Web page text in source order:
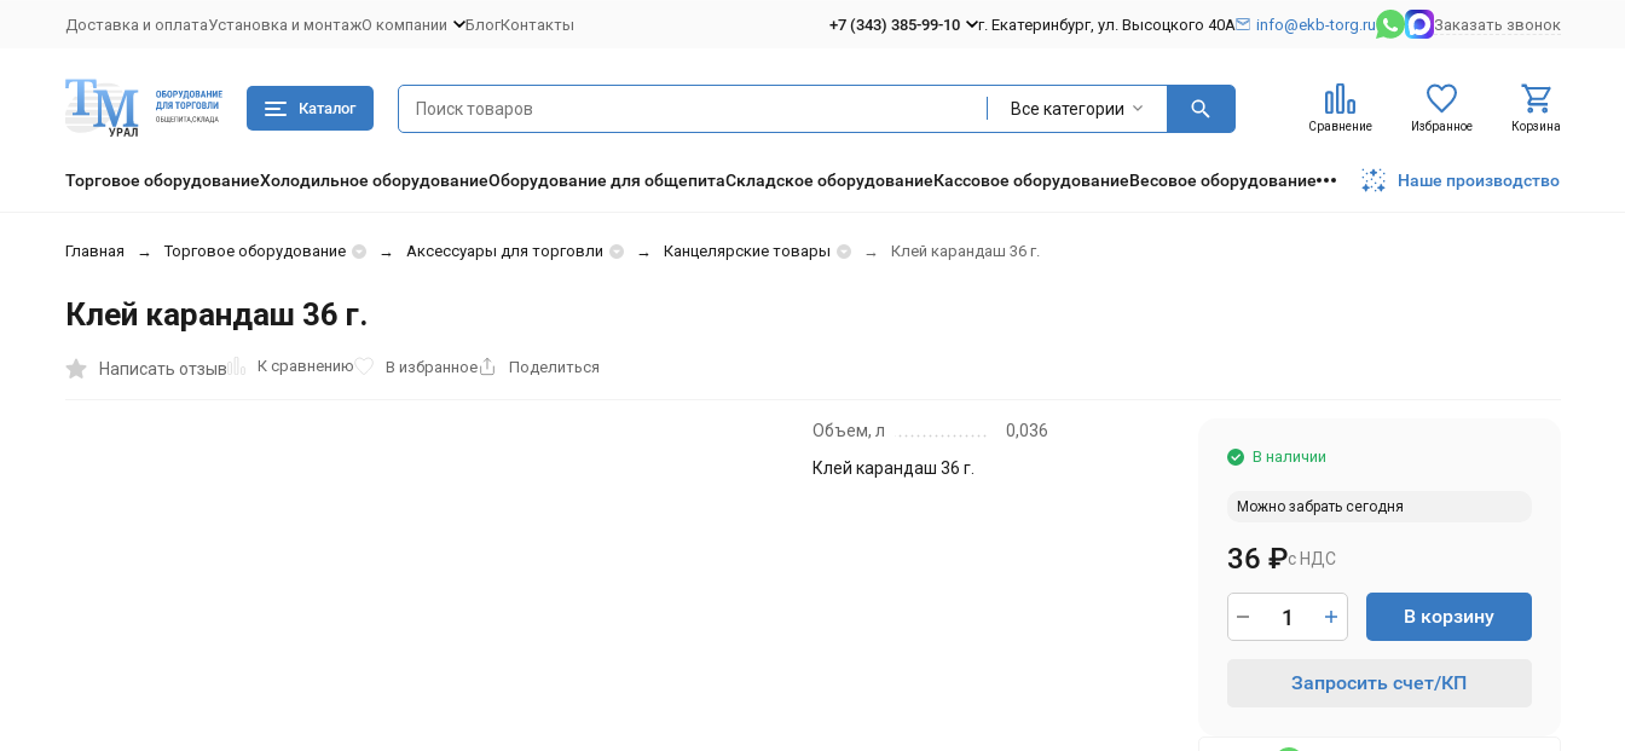
Доставка и оплатаУстановка и монтажО компании БлогКонтакты +7 (343) 385-99-10 г. Екатеринбург, ул. Высоцкого 40А info@ekb-torg.ru Заказать звонок
Каталог Все категории
Сравнение Избранное Корзина
Торговое оборудованиеХолодильное оборудованиеОборудование для общепитаСкладское оборудованиеКассовое оборудованиеВесовое оборудование Наше производство
Главная Торговое оборудование Аксессуары для торговли Канцелярские товары Клей карандаш 36 г.
Клей карандаш 36 г.
Написать отзыв К сравнению В избранное Поделиться
Клей карандаш 36 г.
Объем, л 0,036
В наличии
Можно забрать сегодня
с НДС
36 ₽
В корзину
Запросить счет/КП